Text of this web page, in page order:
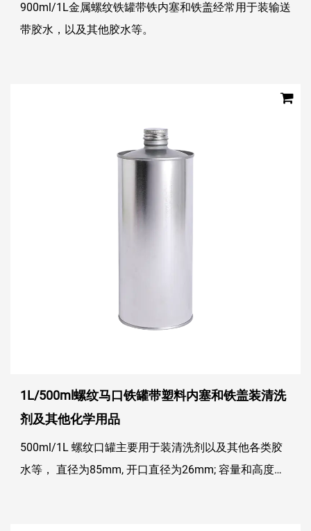
900ml/1L金属螺纹铁罐带铁内塞和铁盖经常用于装输送
带胶水，以及其他胶水等。
1L/500ml螺纹马口铁罐带塑料内塞和铁盖装清洗
剂及其他化学用品
500ml/1L 螺纹口罐主要用于装清洗剂以及其他各类胶
水等， 直径为85mm, 开口直径为26mm; 容量和高度可